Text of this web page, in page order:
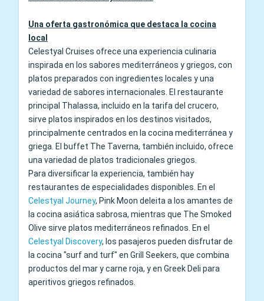
Una oferta gastronómica que destaca la cocina
local
Celestyal Cruises ofrece una experiencia culinaria
inspirada en los sabores mediterráneos y griegos, con
platos preparados con ingredientes locales y una
variedad de sabores internacionales. El restaurante
principal Thalassa, incluido en la tarifa del crucero,
sirve platos inspirados en los destinos visitados,
principalmente centrados en la cocina mediterránea y
griega. El buffet The Taverna, también incluido, ofrece
una variedad de platos tradicionales griegos.
Para diversificar la experiencia, también hay
restaurantes de especialidades disponibles. En el
Celestyal Journey, Pink Moon deleita a los amantes de
la cocina asiática sabrosa, mientras que The Smoked
Olive sirve platos mediterráneos refinados. En el
Celestyal Discovery, los pasajeros pueden disfrutar de
la cocina "surf and turf" en Grill Seekers, que combina
productos del mar y carne roja, y en Greek Deli para
aperitivos griegos refinados.